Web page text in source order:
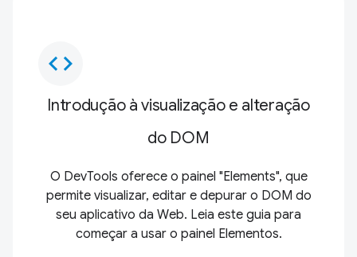
code
Introdução à visualização e alteração
do DOM
O DevTools oferece o painel "Elements", que
permite visualizar, editar e depurar o DOM do
seu aplicativo da Web. Leia este guia para
começar a usar o painel Elementos.